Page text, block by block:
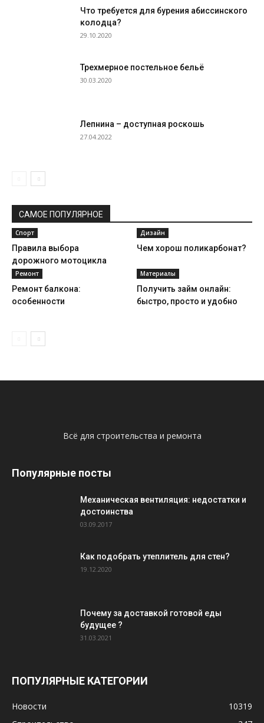
Что требуется для бурения абиссинского
колодца?
29.10.2020
Трехмерное постельное бельё
30.03.2020
Лепнина – доступная роскошь
27.04.2022
САМОЕ ПОПУЛЯРНОЕ
Спорт
Правила выбора
дорожного мотоцикла
Дизайн
Чем хорош поликарбонат?
Ремонт
Ремонт балкона:
особенности
Материалы
Получить займ онлайн:
быстро, просто и удобно
Всё для строительства и ремонта
Популярные посты
Механическая вентиляция: недостатки и
достоинства
03.09.2017
Как подобрать утеплитель для стен?
19.12.2020
Почему за доставкой готовой еды
будущее ?
31.03.2021
ПОПУЛЯРНЫЕ КАТЕГОРИИ
Новости
10319